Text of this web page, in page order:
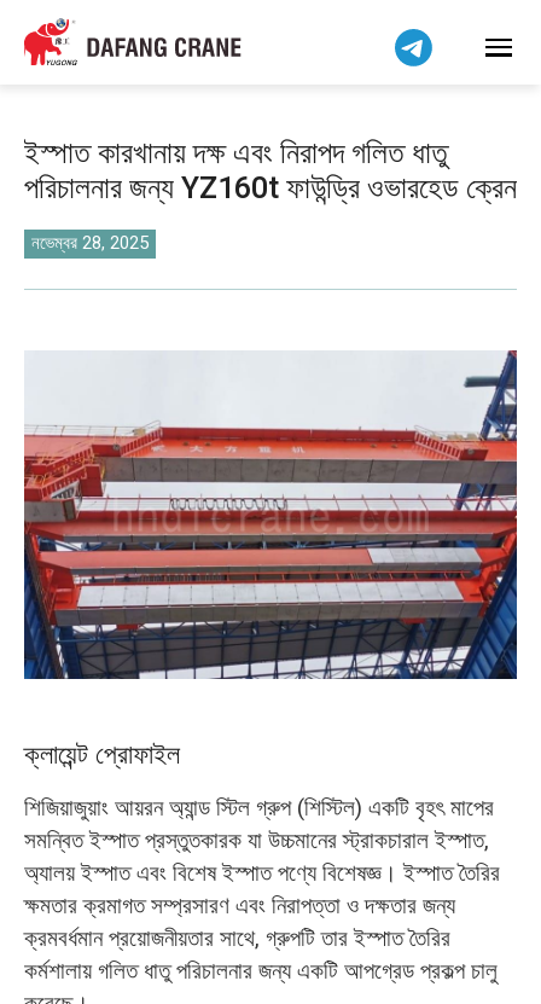
ইস্পাত কারখানায় দক্ষ এবং নিরাপদ গলিত ধাতু
পরিচালনার জন্য YZ160t ফাউন্ড্রি ওভারহেড ক্রেন
নভেম্বর 28, 2025
ক্লায়েন্ট প্রোফাইল
শিজিয়াজুয়াং আয়রন অ্যান্ড স্টিল গ্রুপ (শিস্টিল) একটি বৃহৎ মাপের
সমন্বিত ইস্পাত প্রস্তুতকারক যা উচ্চমানের স্ট্রাকচারাল ইস্পাত,
অ্যালয় ইস্পাত এবং বিশেষ ইস্পাত পণ্যে বিশেষজ্ঞ। ইস্পাত তৈরির
ক্ষমতার ক্রমাগত সম্প্রসারণ এবং নিরাপত্তা ও দক্ষতার জন্য
ক্রমবর্ধমান প্রয়োজনীয়তার সাথে, গ্রুপটি তার ইস্পাত তৈরির
কর্মশালায় গলিত ধাতু পরিচালনার জন্য একটি আপগ্রেড প্রকল্প চালু
हिन्दी
Bahasa Indonesia
简体中文
فارسی
Pilipino
اردو
Čeština
Kiswahili
Dansk
Norsk
O‘zbekcha